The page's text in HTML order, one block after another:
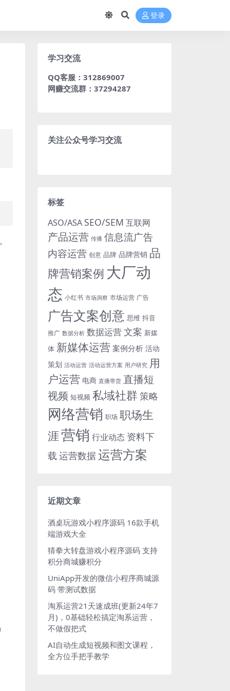
登录
学习交流
QQ客服：312869007
网赚交流群：37294287
关注公众号学习交流
标签
ASO/ASA SEO/SEM 互联网
产品运营 传播 信息流广告
内容运营 创意 品牌 品牌营销 品
牌营销案例 大厂动
态 小红书 市场洞察 市场运营 广告
广告文案创意 思维 抖音
推广 数据分析 数据运营文案 新媒
体 新媒体运营 案例分析 活动
策划 活动运营 活动运营方案 用户研究 用
户运营 电商 直播带货 直播短
视频 短视频 私域社群 策略
网络营销 职场 职场生
涯营销 行业动态 资料下
载 运营数据运营方案
近期文章
酒桌玩游戏小程序源码 16款手机
端游戏大全
猜拳大转盘游戏小程序源码 支持
积分商城赚积分
UniApp开发的微信小程序商城源
码 带测试数据
淘系运营21天速成班(更新24年7
月)，0基础轻松搞定淘系运营，
不做假把式
AI自动生成短视频和图文课程，
全方位手把手教学